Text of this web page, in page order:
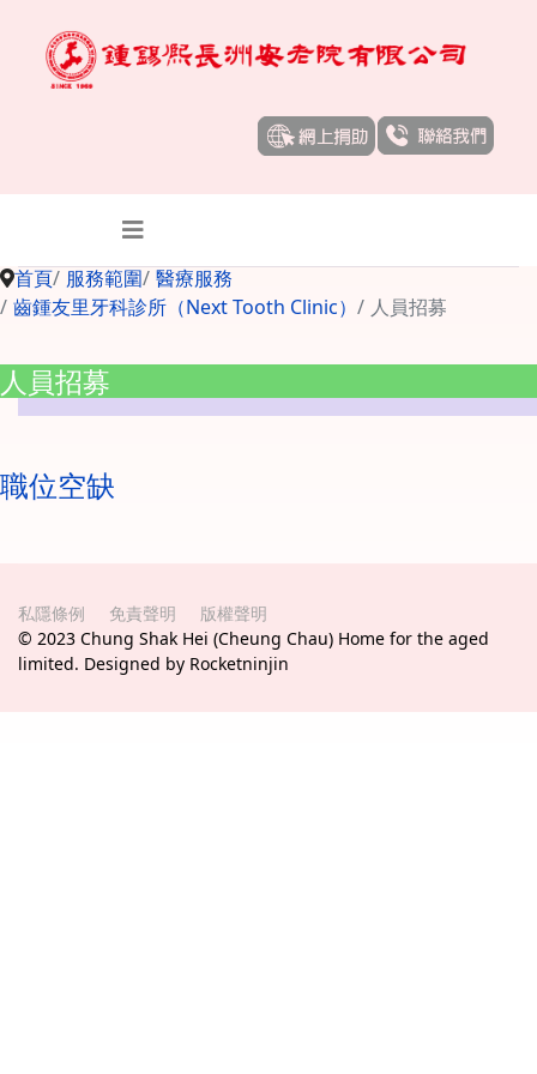
首頁 服務範圍 醫療服務
齒鍾友里牙科診所（Next Tooth Clinic）
人員招募
人員招募
職位空缺
私隱條例 免責聲明
版權聲明
© 2023 Chung Shak Hei (Cheung Chau) Home for the aged
limited. Designed by Rocketninjin